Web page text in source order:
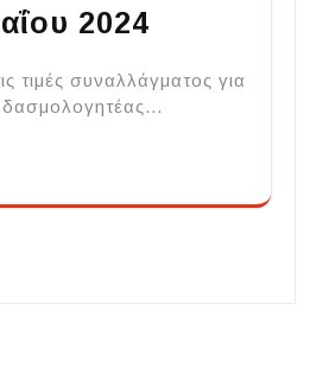
2024
τιμές συναλλάγματος για
δασμολογητέας…